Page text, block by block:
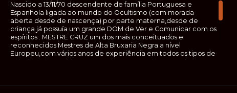
Nascido a 13/11/70 descendente de família Portuguesa e
Espanhola ligada ao mundo do Ocultismo (com morada
aberta desde de nascença) por parte materna,desde de
criança já possuía um grande DOM de Ver e Comunicar com os
espíritos . MESTRE CRUZ um dos mais conceituados e
reconhecidos Mestres de Alta Bruxaria Negra a nível
Europeu,com vários anos de experiência em todos os tipos de
trabalhos de Ocultismo. Escreveu os seus saberes ocultos em
desconhece, com prejuízo para ele mesmo e todos á sua